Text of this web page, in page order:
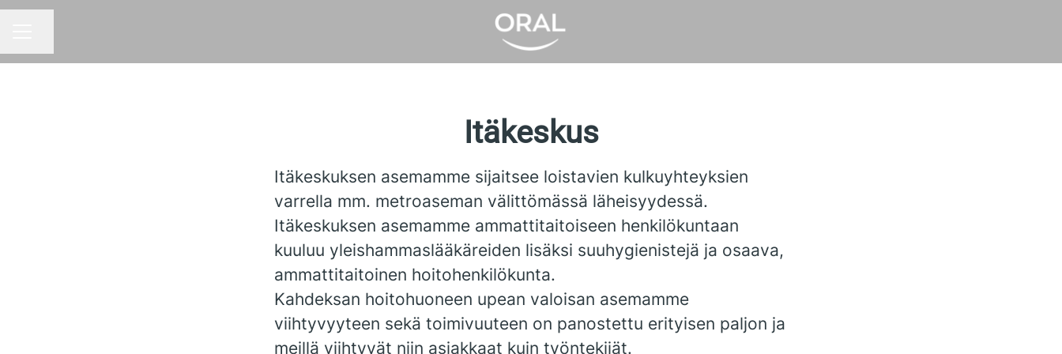
Itäkeskus
Itäkeskuksen asemamme sijaitsee loistavien kulkuyhteyksien
varrella mm. metroaseman välittömässä läheisyydessä.
Itäkeskuksen asemamme ammattitaitoiseen henkilökuntaan
kuuluu yleishammaslääkäreiden lisäksi suuhygienistejä ja osaava,
ammattitaitoinen hoitohenkilökunta.
Kahdeksan hoitohuoneen upean valoisan asemamme
viihtyvyyteen sekä toimivuuteen on panostettu erityisen paljon ja
meillä viihtyvät niin asiakkaat kuin työntekijät.